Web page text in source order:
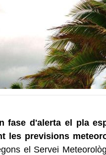
fase d'alerta el pla
les previsions
el Servei